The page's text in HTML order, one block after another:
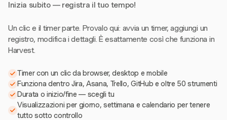
Inizia subito — registra il tuo tempo!
Un clic e il timer parte. Provalo qui: avvia un timer, aggiungi un
registro, modifica i dettagli. È esattamente così che funziona in
Harvest.
Timer con un clic da browser, desktop e mobile
Funziona dentro Jira, Asana, Trello, GitHub e oltre 50 strumenti
Durata o inizio/fine — scegli tu
Visualizzazioni per giorno, settimana e calendario per tenere
tutto sotto controllo